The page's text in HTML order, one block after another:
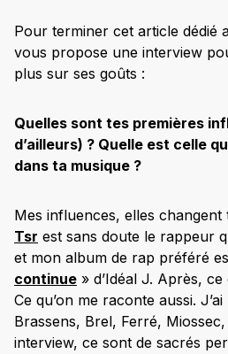
Pour terminer cet article dédié
vous propose une interview
plus sur ses goûts :
Quelles sont tes premières
d’ailleurs) ? Quelle est celle
dans ta musique ?
Mes influences, elles changent
Tsr est sans doute le rappeur
et mon album de rap préféré
continue » d’Idéal J. Après,
Ce qu’on me raconte aussi.
Brassens, Brel, Ferré,
interview, ce sont de sacrés